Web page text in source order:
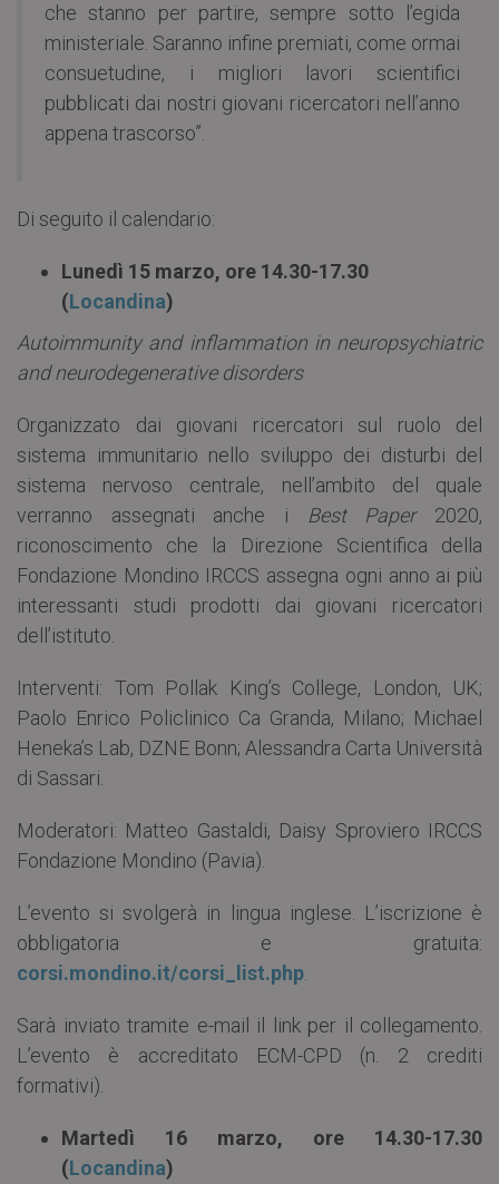
che stanno per partire, sempre sotto l’egida
ministeriale. Saranno infine premiati, come ormai
consuetudine, i migliori lavori scientifici
pubblicati dai nostri giovani ricercatori nell’anno
appena trascorso”.
Di seguito il calendario:
Lunedì 15 marzo, ore 14.30-17.30
(Locandina)
Autoimmunity and inflammation in neuropsychiatric
and neurodegenerative disorders
Organizzato dai giovani ricercatori sul ruolo del
sistema immunitario nello sviluppo dei disturbi del
sistema nervoso centrale, nell’ambito del quale
verranno assegnati anche i
Best Paper2020,
riconoscimento che la Direzione Scientifica della
Fondazione Mondino IRCCS assegna ogni anno ai più
interessanti studi prodotti dai giovani ricercatori
dell’istituto.
Interventi: Tom Pollak King’s College, London, UK;
Paolo Enrico Policlinico Ca Granda, Milano; Michael
Heneka’s Lab, DZNE Bonn; Alessandra Carta Università
di Sassari.
Moderatori: Matteo Gastaldi, Daisy Sproviero IRCCS
Fondazione Mondino (Pavia).
L’evento si svolgerà in lingua inglese. L’iscrizione è
obbligatoria e gratuita:
corsi.mondino.it/corsi_list.php
Sarà inviato tramite e-mail il link per il collegamento.
L’evento è accreditato ECM-CPD (n. 2 crediti
formativi).
Martedì 16 marzo, ore 14.30-17.30
(Locandina)